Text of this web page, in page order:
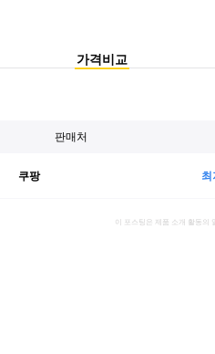
가격비교
판매처
쿠팡
이 포스팅은 제품 소개 활동의